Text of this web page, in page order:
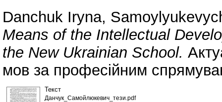
Danchuk Іryna,
Means of the Intellectual
the New Ukrainian School.
мов за професійним
Текст
Данчук_Самойлюкевич_тези.pdf